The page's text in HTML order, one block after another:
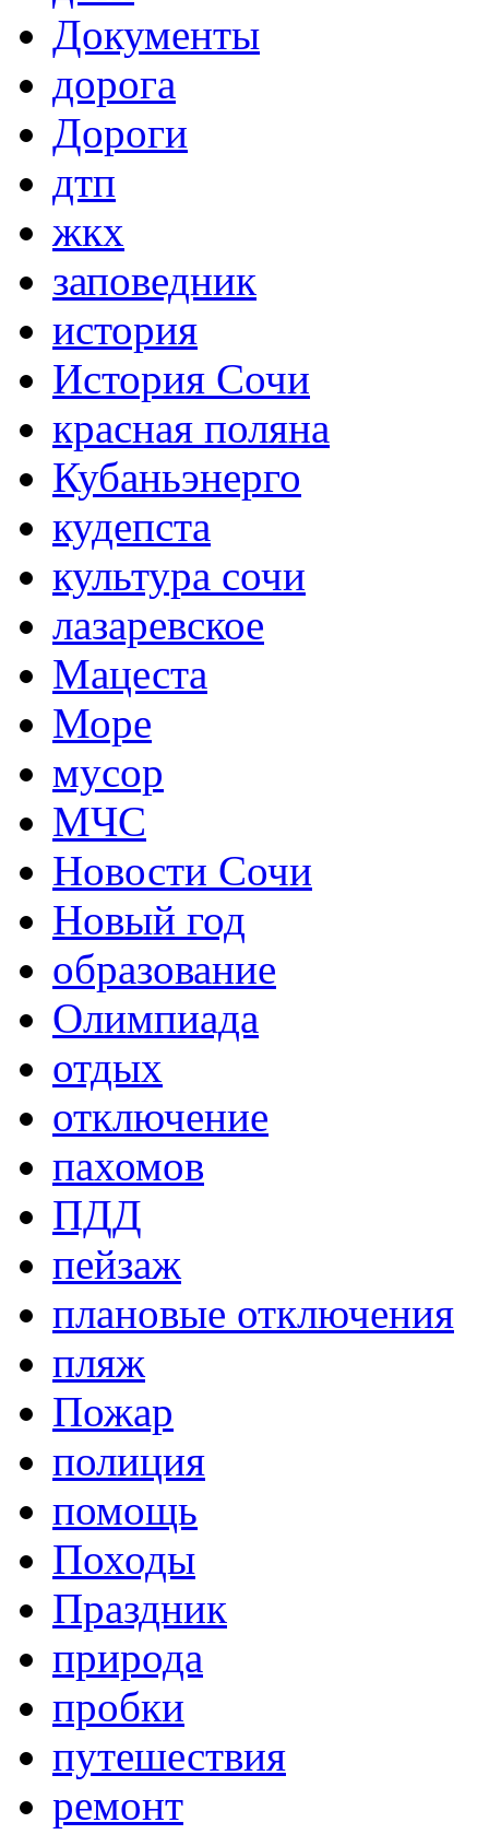
Документы
дорога
Дороги
дтп
жкх
заповедник
история
История Сочи
красная поляна
Кубаньэнерго
кудепста
культура сочи
лазаревское
Мацеста
Море
мусор
МЧС
Новости Сочи
Новый год
образование
Олимпиада
отдых
отключение
пахомов
ПДД
пейзаж
плановые отключения
пляж
Пожар
полиция
помощь
Походы
Праздник
природа
пробки
путешествия
ремонт